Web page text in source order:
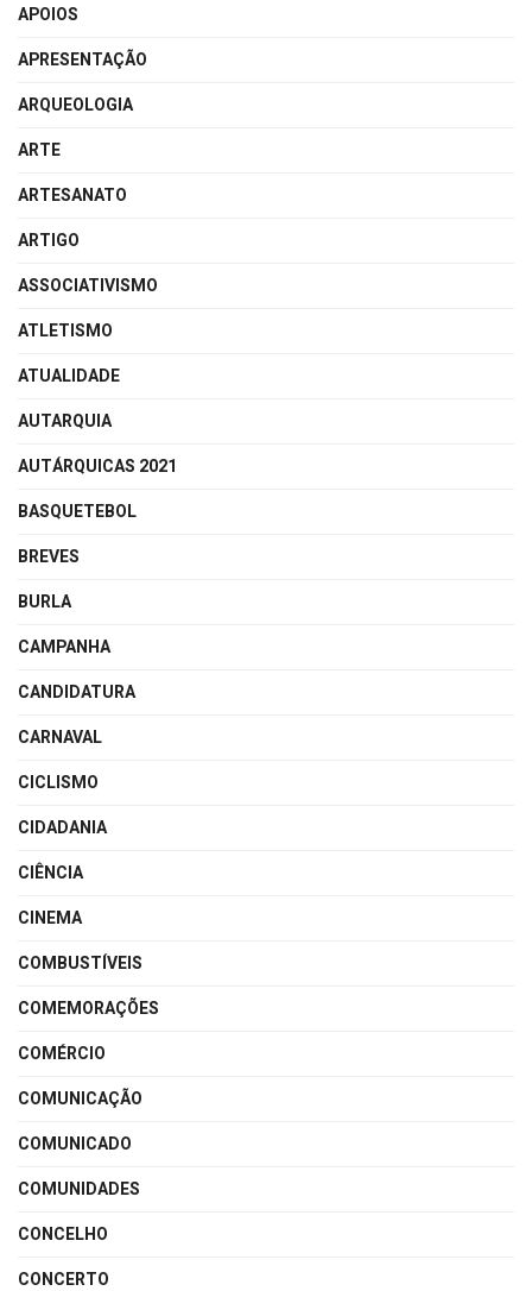
APOIOS
APRESENTAÇÃO
ARQUEOLOGIA
ARTE
ARTESANATO
ARTIGO
ASSOCIATIVISMO
ATLETISMO
ATUALIDADE
AUTARQUIA
AUTÁRQUICAS 2021
BASQUETEBOL
BREVES
BURLA
CAMPANHA
CANDIDATURA
CARNAVAL
CICLISMO
CIDADANIA
CIÊNCIA
CINEMA
COMBUSTÍVEIS
COMEMORAÇÕES
COMÉRCIO
COMUNICAÇÃO
COMUNICADO
COMUNIDADES
CONCELHO
CONCERTO